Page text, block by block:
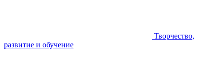
Творчество,
развитие и обучение